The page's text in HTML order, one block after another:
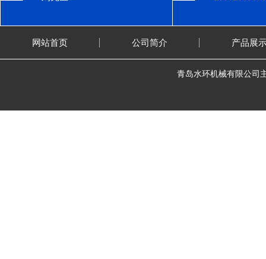
网站首页 公司简介 产品展
青岛水环机械有限公司